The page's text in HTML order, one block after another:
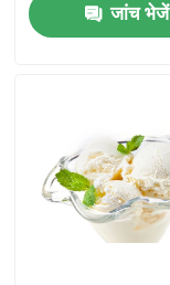
घर
वीडियो
जांच भेजें